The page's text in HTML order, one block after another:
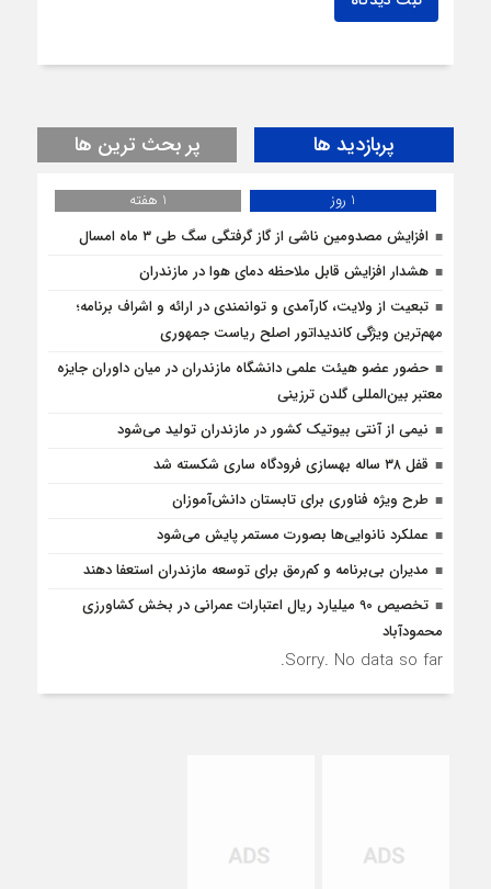
پربازدید ها پر بحث ترین ها
1 روز
1 هفته
افزایش مصدومین ناشی از گاز گرفتگی سگ طی ۳ ماه امسال
هشدار افزایش قابل ملاحظه دمای هوا در مازندران
تبعیت از ولایت، کارآمدی و توانمندی در ارائه و اشراف برنامه؛
مهم‌ترین ویژگی کاندیداتور اصلح ریاست جمهوری
حضور عضو هیئت علمی دانشگاه مازندران در میان داوران جایزه
معتبر بین‌المللی گلدن ترزینی
نیمی از آنتی بیوتیک کشور در مازندران تولید می‌شود
قفل ۳۸ ساله بهسازی فرودگاه ساری شکسته شد
طرح ویژه فناوری برای تابستان دانش‌آموزان
عملکرد نانوایی‌ها بصورت مستمر پایش می‌شود
مدیران بی‌برنامه و کم‌رمق برای توسعه مازندران استعفا دهند
تخصیص 90 میلیارد ریال اعتبارات عمرانی در بخش کشاورزی
محمودآباد
Sorry. No data so far.